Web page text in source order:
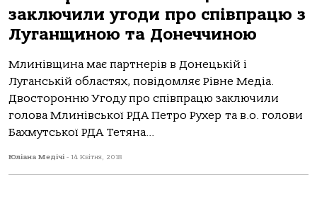
заключили угоди про співпрацю з
Луганщиною та Донеччиною
Млинівщина має партнерів в Донецькій і
Луганській областях, повідомляє Рівне Медіа.
Двосторонню Угоду про співпрацю заключили
голова Млинівської РДА Петро Рухер та в.о. голови
Бахмутської РДА Тетяна...
Юліана Медічі - 14 Квітня, 2018